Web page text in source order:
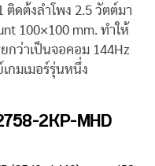
ติดต้งลำโพง 2.5 วัตต์มา
100×100 mm. ทำให้
กว่าเป็นจอคอม 144Hz
กมเมอร์รุ่นหนึ่ง
2KP-MHD